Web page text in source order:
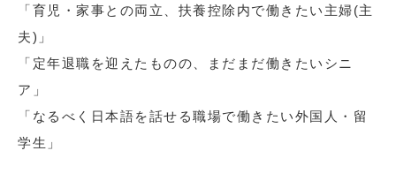
「育児・家事との両立、扶養控除内で働きたい主婦(主
夫)」
「定年退職を迎えたものの、まだまだ働きたいシニ
ア」
「なるべく日本語を話せる職場で働きたい外国人・留
学生」